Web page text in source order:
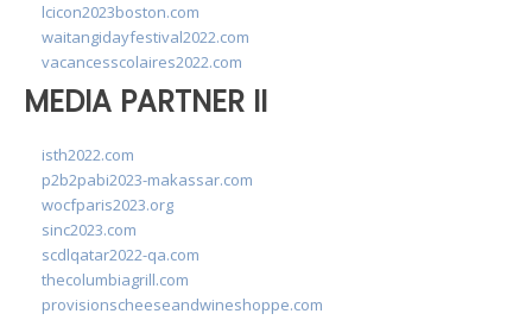
lcicon2023boston.com
waitangidayfestival2022.com
vacancesscolaires2022.com
MEDIA PARTNER II
isth2022.com
p2b2pabi2023-makassar.com
wocfparis2023.org
sinc2023.com
scdlqatar2022-qa.com
thecolumbiagrill.com
provisionscheeseandwineshoppe.com